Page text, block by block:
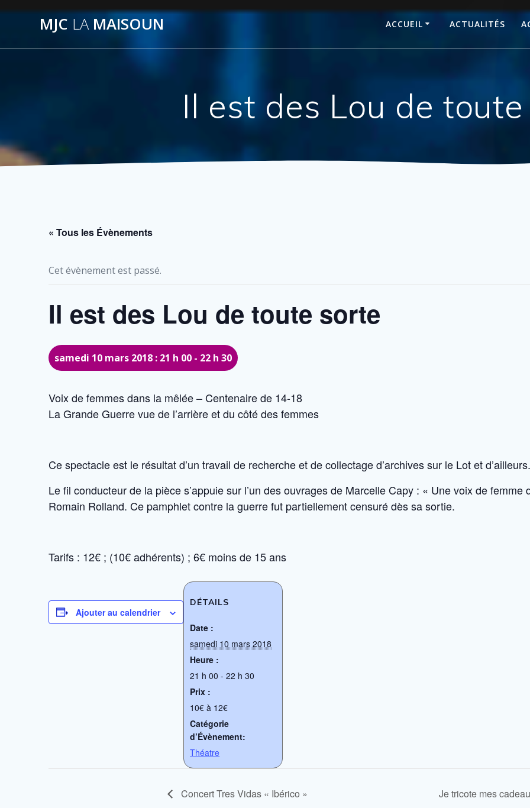
MJC LAMAISOUN ACCUEIL ACTUALITÉS
Il est des Lou de
« Tous les Évènements
Cet évènement est passé.
Il est des Lou de toute sorte
samedi 10 mars 2018 : 21 h 00 - 22 h 30
Voix de femmes dans la mêlée – Centenaire de 14-18
La Grande Guerre vue de l’arrière et du côté des femmes
Ce spectacle est le résultat d’un travail de recherche et de collectage d’archives sur le Lot et d’ailleurs.
Le fil conducteur de la pièce s’appuie sur l’un des ouvrages de Marcelle Capy : « Une voix de
Romain Rolland. Ce pamphlet contre la guerre fut partiellement censuré dès sa sortie.
Tarifs : 12€ ; (10€ adhérents) ; 6€ moins de 15 ans
Ajouter au calendrier
DÉTAILS
Date :
samedi 10 mars 2018
Heure :
21 h 00 - 22 h 30
Prix :
10€ à 12€
Catégorie
d’Évènement:
Théatre
Concert Tres Vidas « Ibérico » Je tricote mes